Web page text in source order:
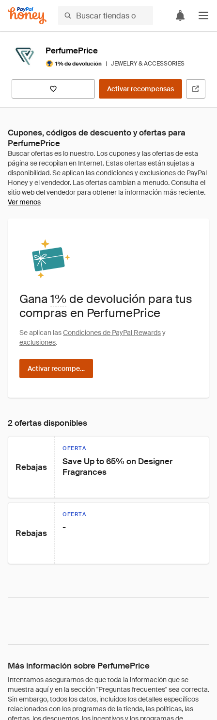
PerfumePrice
1% de devolución | JEWELRY & ACCESSORIES
Activar recompensas
Cupones, códigos de descuento y ofertas para
PerfumePrice
Ver menos
Gana1% de devolución para tus
compras en PerfumePrice
Se aplican lasCondiciones de PayPal Rewardsy
exclusiones.
Activar recompensas
2 ofertas disponibles
Rebajas
OFERTA
Save Up to 65% on Designer
Fragrances
Rebajas
OFERTA
-
Más información sobre PerfumePrice
Intentamos asegurarnos de que toda la información que se
muestra aquí y en la sección "Preguntas frecuentes" sea correcta.
Sin embargo, todos los datos, incluidos los detalles específicos
relacionados con los programas de la tienda, las políticas, las